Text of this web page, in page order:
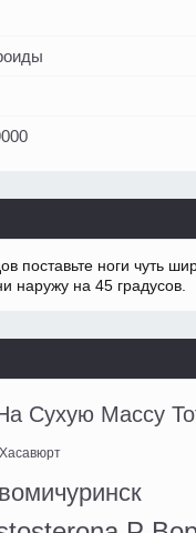
поставьте ноги чуть
наружу на 45 градусов.
Сухую Массу